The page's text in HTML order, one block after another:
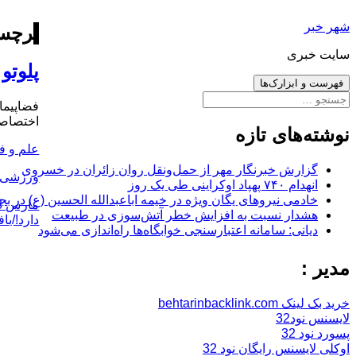
به
شهر خبر
سایت خبری
فهرست و ابزارک‌ها
جستجو
نوشته‌های تازه
گزارش خبرنگار مهر از حمل‌ونقل روان زائران در خسروی
انهدام ۷۴۰ پهپاد اوکراینی طی یک روز
خادمی نیروهای یگان ویژه در خیمه اباعبدالله الحسین (ع) در
هشدار نسبت به افزایش خطر آتش‌سوزی در طبیعت
دیانی: سامانه اعتبارسنجی خوابگاه‌ها راه‌اندازی می‌شود
مدیر :
خرید بک لینک behtarinbacklink.com
لایسنس نود32
پسورد نود 32
اوکلی لایسنس رایگان نود 32
علم و
ورزشی
ارسال
شده
در
مارس 8, 2016
دارد!/